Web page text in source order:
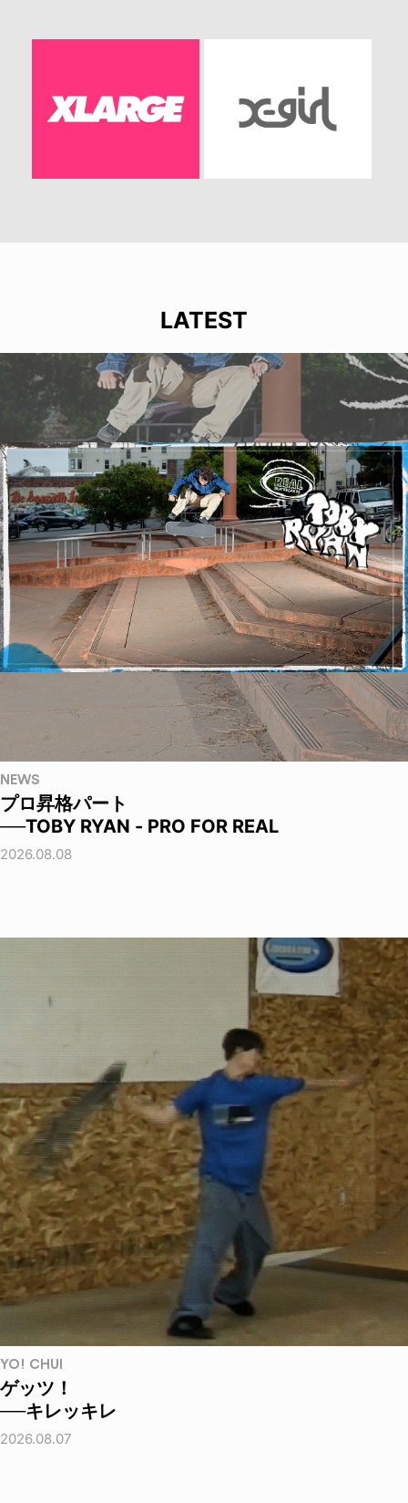
LATEST
NEWS
プロ昇格パート
──TOBY RYAN - PRO FOR REAL
2026.08.08
YO! CHUI
ゲッツ！
──キレッキレ
2026.08.07